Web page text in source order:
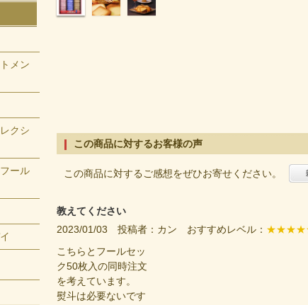
メン
クシ
ール
この商品に対するお客様の声
この商品に対するご感想をぜひお寄せください。
教えてください
2023/01/03 投稿者：カン おすすめレベル：
こちらとフールセッ
ク50枚入の同時注文
を考えています。
熨斗は必要ないです